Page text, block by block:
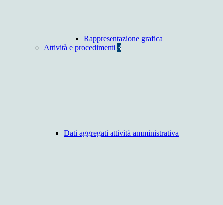
Rappresentazione grafica
Attività e procedimenti 3
Dati aggregati attività amministrativa